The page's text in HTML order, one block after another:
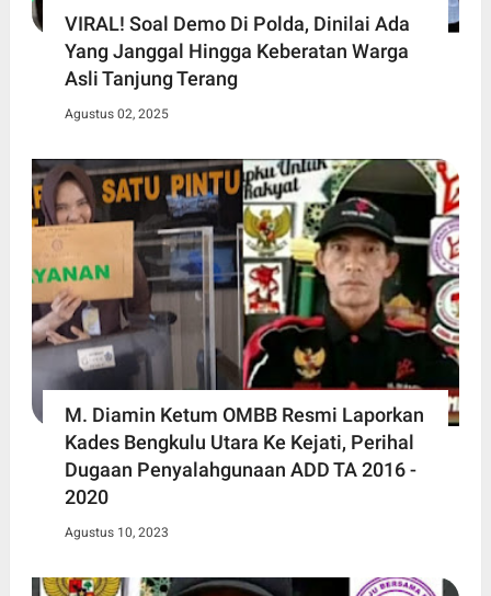
VIRAL! Soal Demo Di Polda, Dinilai Ada
Yang Janggal Hingga Keberatan Warga
Asli Tanjung Terang
Agustus 02, 2025
M. Diamin Ketum OMBB Resmi Laporkan
Kades Bengkulu Utara Ke Kejati, Perihal
Dugaan Penyalahgunaan ADD TA 2016 -
2020
Agustus 10, 2023